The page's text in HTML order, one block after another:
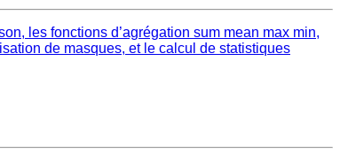
les fonctions d’agrégation sum mean max min,
de masques, et le calcul de statistiques